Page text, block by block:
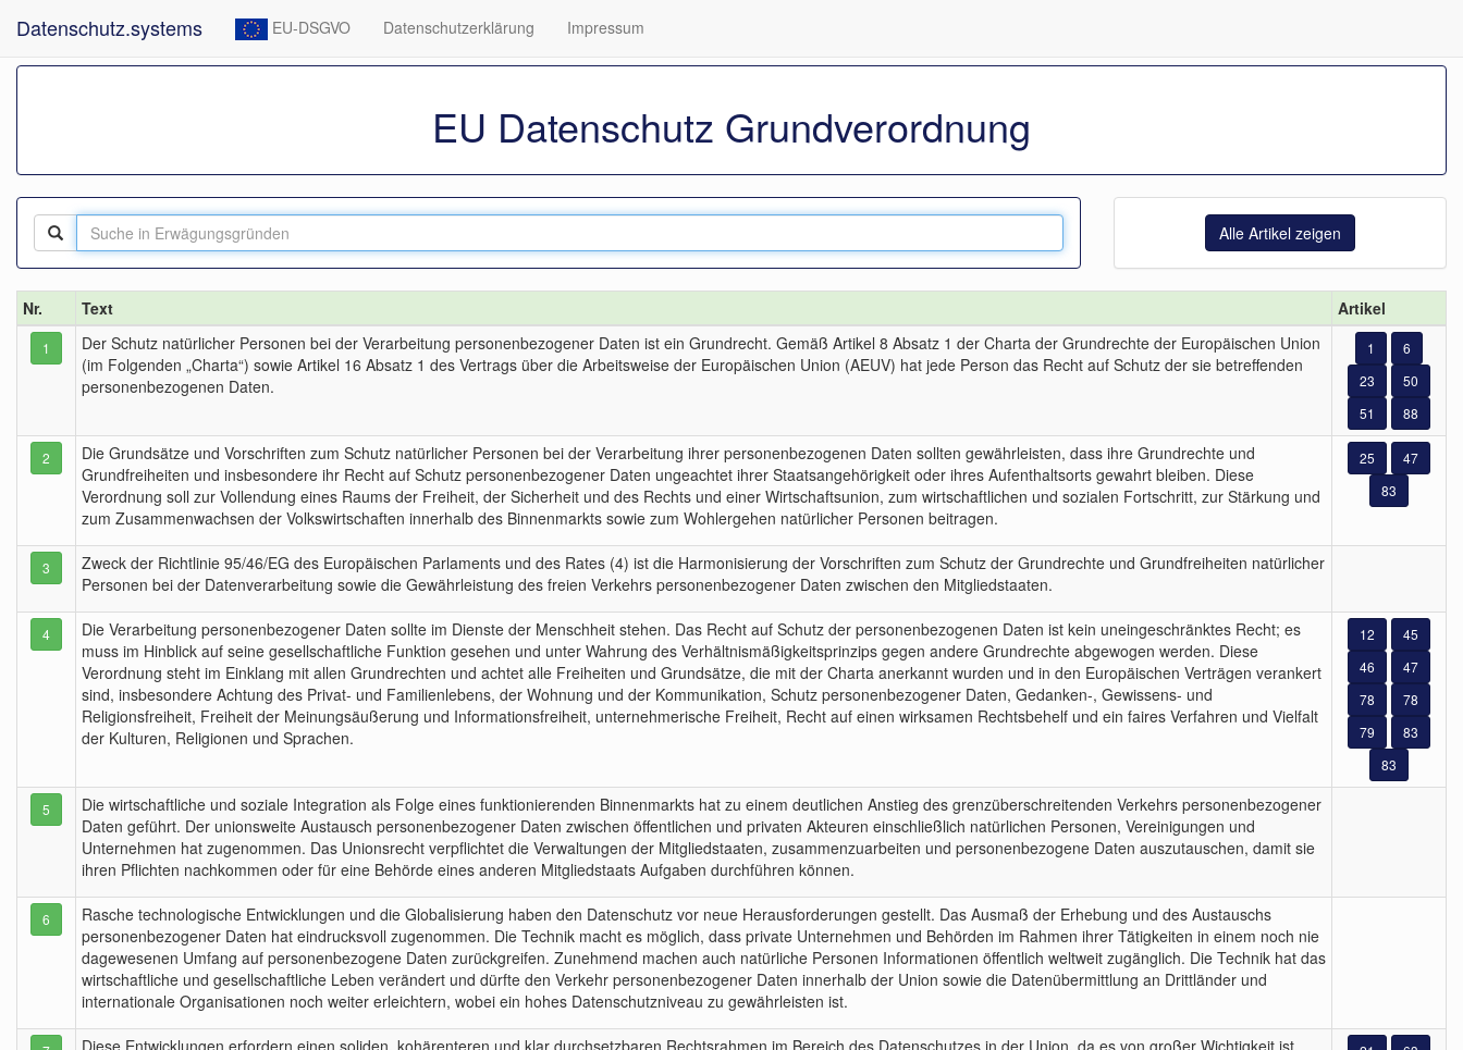
Datenschutz.systems EU-DSGVO Datenschutzerklärung Impressum
EU Datenschutz Grundverordnung
Alle Artikel zeigen
Nr. Text Artikel
1
Der Schutz natürlicher Personen bei der Verarbeitung personenbezogener Daten ist ein Grundrecht. Gemäß Artikel 8 Absatz 1 der Charta der Grundrechte der Europäischen Union
(im Folgenden „Charta“) sowie Artikel 16 Absatz 1 des Vertrags über die Arbeitsweise der Europäischen Union (AEUV) hat jede Person das Recht auf Schutz der sie betreffenden
personenbezogenen Daten.
1
6
23
50
51
88
2
Die Grundsätze und Vorschriften zum Schutz natürlicher Personen bei der Verarbeitung ihrer personenbezogenen Daten sollten gewährleisten, dass ihre Grundrechte und
Grundfreiheiten und insbesondere ihr Recht auf Schutz personenbezogener Daten ungeachtet ihrer Staatsangehörigkeit oder ihres Aufenthaltsorts gewahrt bleiben. Diese
Verordnung soll zur Vollendung eines Raums der Freiheit, der Sicherheit und des Rechts und einer Wirtschaftsunion, zum wirtschaftlichen und sozialen Fortschritt, zur Stärkung und
zum Zusammenwachsen der Volkswirtschaften innerhalb des Binnenmarkts sowie zum Wohlergehen natürlicher Personen beitragen.
25
47
83
3
Zweck der Richtlinie 95/46/EG des Europäischen Parlaments und des Rates (4) ist die Harmonisierung der Vorschriften zum Schutz der Grundrechte und Grundfreiheiten natürlicher
Personen bei der Datenverarbeitung sowie die Gewährleistung des freien Verkehrs personenbezogener Daten zwischen den Mitgliedstaaten.
4
Die Verarbeitung personenbezogener Daten sollte im Dienste der Menschheit stehen. Das Recht auf Schutz der personenbezogenen Daten ist kein uneingeschränktes Recht; es
muss im Hinblick auf seine gesellschaftliche Funktion gesehen und unter Wahrung des Verhältnismäßigkeitsprinzips gegen andere Grundrechte abgewogen werden. Diese
Verordnung steht im Einklang mit allen Grundrechten und achtet alle Freiheiten und Grundsätze, die mit der Charta anerkannt wurden und in den Europäischen Verträgen verankert
sind, insbesondere Achtung des Privat- und Familienlebens, der Wohnung und der Kommunikation, Schutz personenbezogener Daten, Gedanken-, Gewissens- und
Religionsfreiheit, Freiheit der Meinungsäußerung und Informationsfreiheit, unternehmerische Freiheit, Recht auf einen wirksamen Rechtsbehelf und ein faires Verfahren und Vielfalt
der Kulturen, Religionen und Sprachen.
12
45
46
47
78
78
79
83
83
5
Die wirtschaftliche und soziale Integration als Folge eines funktionierenden Binnenmarkts hat zu einem deutlichen Anstieg des grenzüberschreitenden Verkehrs personenbezogener
Daten geführt. Der unionsweite Austausch personenbezogener Daten zwischen öffentlichen und privaten Akteuren einschließlich natürlichen Personen, Vereinigungen und
Unternehmen hat zugenommen. Das Unionsrecht verpflichtet die Verwaltungen der Mitgliedstaaten, zusammenzuarbeiten und personenbezogene Daten auszutauschen, damit sie
ihren Pflichten nachkommen oder für eine Behörde eines anderen Mitgliedstaats Aufgaben durchführen können.
6
Rasche technologische Entwicklungen und die Globalisierung haben den Datenschutz vor neue Herausforderungen gestellt. Das Ausmaß der Erhebung und des Austauschs
personenbezogener Daten hat eindrucksvoll zugenommen. Die Technik macht es möglich, dass private Unternehmen und Behörden im Rahmen ihrer Tätigkeiten in einem noch nie
dagewesenen Umfang auf personenbezogene Daten zurückgreifen. Zunehmend machen auch natürliche Personen Informationen öffentlich weltweit zugänglich. Die Technik hat das
wirtschaftliche und gesellschaftliche Leben verändert und dürfte den Verkehr personenbezogener Daten innerhalb der Union sowie die Datenübermittlung an Drittländer und
internationale Organisationen noch weiter erleichtern, wobei ein hohes Datenschutzniveau zu gewährleisten ist.
Diese Entwicklungen erfordern einen soliden, kohärenteren und klar durchsetzbaren Rechtsrahmen im Bereich des Datenschutzes in der Union, da es von großer Wichtigkeit ist,